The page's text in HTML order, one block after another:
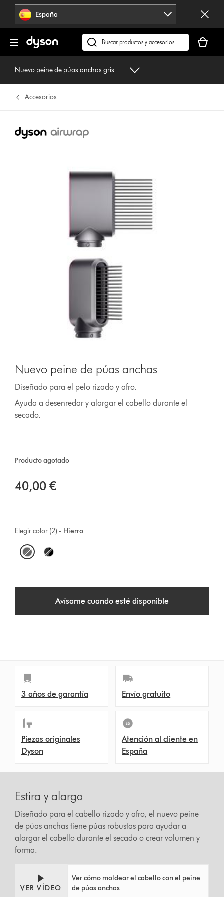
Omitir
navegación España
Buscar
en
dyson.es
cesta
está
Nuevo peine de púas anchas gris
Accesorios
Nuevo peine de púas anchas
Diseñado para el pelo rizado y afro.
Ayuda a desenredar y alargar el cabello durante el
secado.
Producto agotado
40,00 €
Hierro
Elegir color (2) -
O
t
Avísame cuando esté disponible
3 años de garantía Envío gratuito
Piezas originales
Dyson
Atención al cliente en
España
Estira y alarga
Diseñado para el cabello rizado y afro, el nuevo peine
de púas anchas tiene púas robustas para ayudar a
alargar el cabello durante el secado o crear volumen y
forma.
VER VÍDEO
Ver cómo moldear el cabello con el peine
de púas anchas